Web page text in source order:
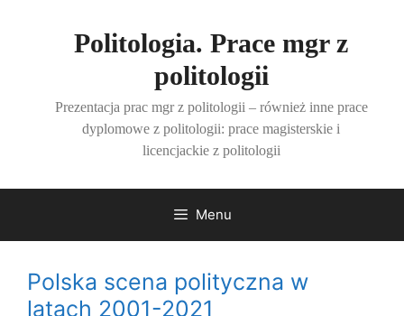
Politologia. Prace mgr z
politologii
Prezentacja prac mgr z politologii – również inne prace
dyplomowe z politologii: prace magisterskie i
licencjackie z politologii
Menu
Polska scena polityczna w
latach 2001-2021